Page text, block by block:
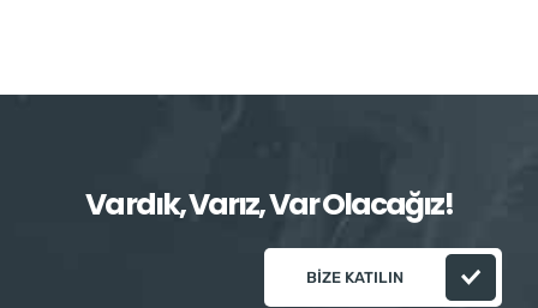
Vardık, Varız, Var Olacağız!
BIZE KATILIN